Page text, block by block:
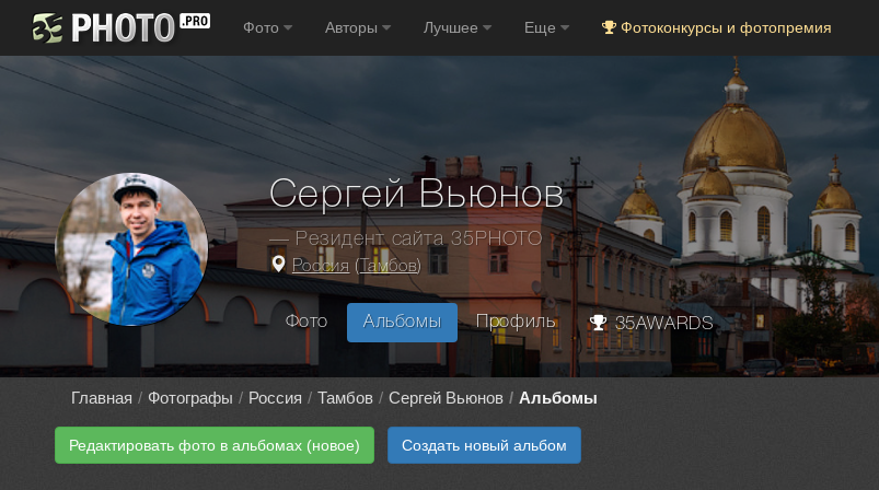
Фото Авторы Лучшее Еще Фотоконкурсы и фотопремия
Сергей Вьюнов
— Резидент сайта 35PHOTO
Россия ( Тамбов)
Фото Альбомы Профиль 35AWARDS
Главная Фотографы Россия Тамбов Сергей Вьюнов Альбомы
Редактировать фото в альбомах (новое) Создать новый альбом